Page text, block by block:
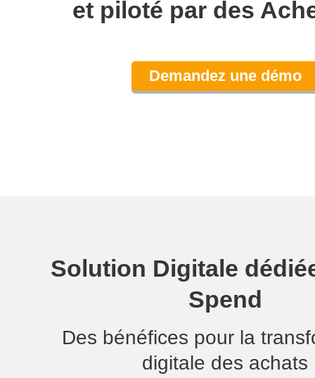
et piloté par des
Demandez une démo
Solution Digitale
Spend
Des bénéfices pour la
digitale des achats